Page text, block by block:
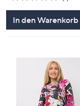
von
In den Warenkorb